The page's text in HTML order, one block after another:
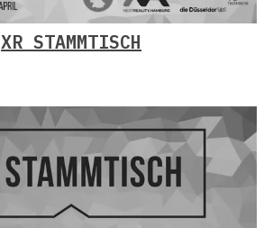
XR STAMMTISCH